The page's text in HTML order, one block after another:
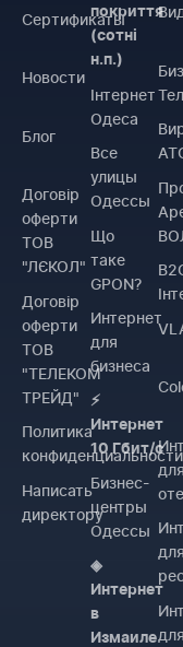
Сертификаты
Новости
Блог
Договiр
оферти
ТОВ
"ЛЄКОЛ"
Договiр
оферти
ТОВ
"ТЕЛЕКОМ
ТРЕЙД"
Политика
конфиденциальности
Написать
директору
покриття
(сотні
н.п.)
Інтернет
Одеса
Все
улицы
Одессы
Що
таке
GPON?
Интернет
для
бизнеса
⚡
Интернет
10 Гбит/с
Бизнес-
центры
Одессы
◈
Интернет
в
Измаиле
для
для
для